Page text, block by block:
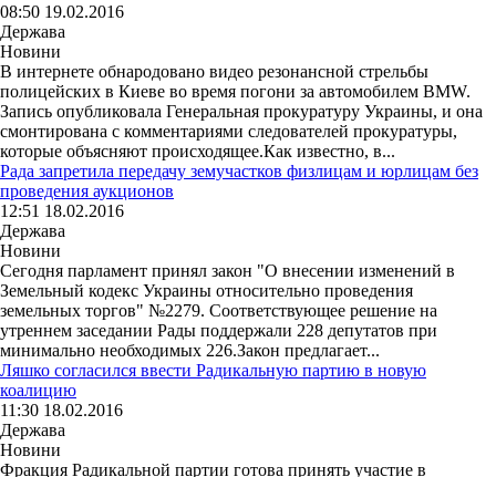
08:50 19.02.2016
Держава
Новини
В интернете обнародовано видео резонансной стрельбы
полицейских в Киеве во время погони за автомобилем BMW.
Запись опубликовала Генеральная прокуратуру Украины, и она
смонтирована с комментариями следователей прокуратуры,
которые объясняют происходящее.Как известно, в...
Рада запретила передачу земучастков физлицам и юрлицам без
проведения аукционов
12:51 18.02.2016
Держава
Новини
Сегодня парламент принял закон "О внесении изменений в
Земельный кодекс Украины относительно проведения
земельных торгов" №2279. Соответствующее решение на
утреннем заседании Рады поддержали 228 депутатов при
минимально необходимых 226.Закон предлагает...
Ляшко согласился ввести Радикальную партию в новую
коалицию
11:30 18.02.2016
Держава
Новини
Фракция Радикальной партии готова принять участие в